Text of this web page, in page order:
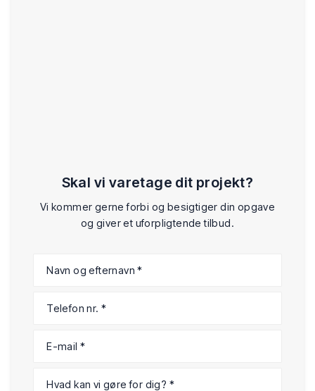
Skal vi varetage dit projekt?
Vi kommer gerne forbi og besigtiger din opgave
og giver et uforpligtende tilbud.